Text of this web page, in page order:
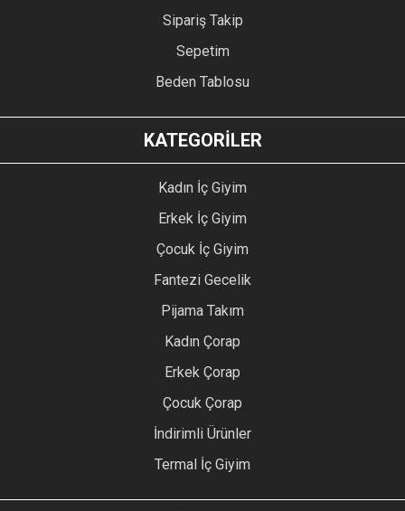
Sipariş Takip
Sepetim
Beden Tablosu
KATEGORİLER
Kadın İç Giyim
Erkek İç Giyim
Çocuk İç Giyim
Fantezi Gecelik
Pijama Takım
Kadın Çorap
Erkek Çorap
Çocuk Çorap
İndirimli Ürünler
Termal İç Giyim